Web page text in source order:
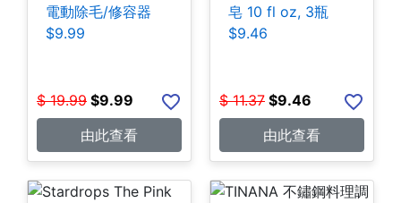
電動除毛/修容器
$9.99
$ 19.99 $9.99
由此查看
皂 10 fl oz, 3瓶
$9.46
$ 11.37 $9.46
由此查看